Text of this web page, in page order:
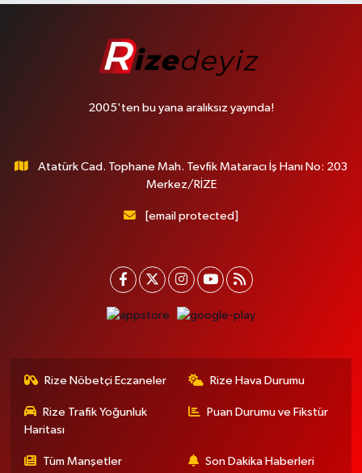
2005'ten bu yana aralıksız yayında!
Atatürk Cad. Tophane Mah. Tevfik Mataracı İş Hanı No: 203
Merkez/RİZE
[email protected]
Rize Nöbetçi Eczaneler Rize Hava Durumu
Rize Trafik Yoğunluk
Haritası
Puan Durumu ve Fikstür
Tüm Manşetler Son Dakika Haberleri